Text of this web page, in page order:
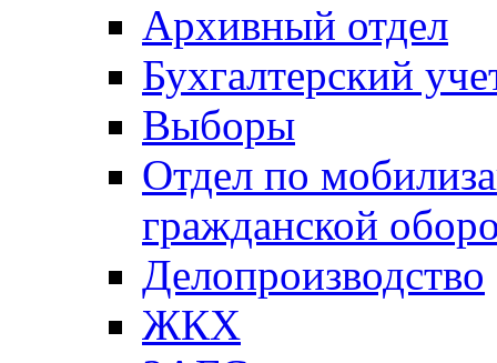
Архивный отдел
Бухгалтерский
Выборы
Отдел по
гражданской
Делопроизводство
ЖКХ